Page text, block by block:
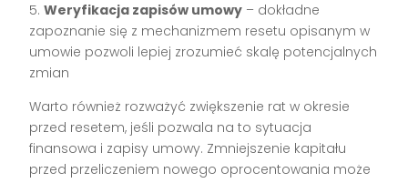
5.Weryfikacja zapisów umowy – dokładne
zapoznanie się z mechanizmem resetu opisanym w
umowie pozwoli lepiej zrozumieć skalę potencjalnych
zmian
Warto również rozważyć zwiększenie rat w okresie
przed resetem, jeśli pozwala na to sytuacja
finansowa i zapisy umowy. Zmniejszenie kapitału
przed przeliczeniem nowego oprocentowania może